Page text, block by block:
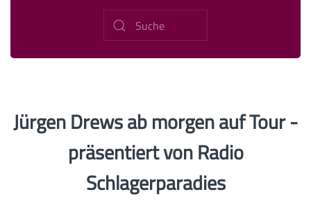
Jürgen Drews ab morgen auf Tour -
präsentiert von Radio
Schlagerparadies